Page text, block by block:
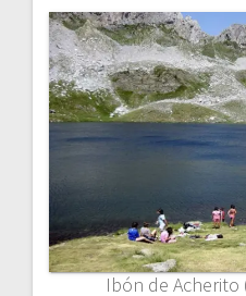
Ibón de Acherito